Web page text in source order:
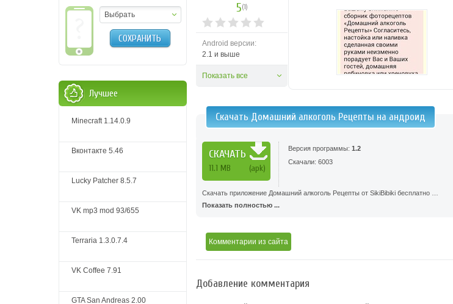
5(1)
Android версии:
2.1 и выше
Показать все
Скачать Домашний алкоголь Рецепты на андроид
СКАЧАТЬ
11.1 MB (apk)
Версия программы: 1.2
Скачали: 6003
Скачать приложение Домашний алкоголь Рецепты от SikiBibiki бесплатно …
Показать полностью ...
Комментарии из сайта
Добавление комментария
Выбрать
СОХРАНИТЬ
Лучшее
Minecraft 1.14.0.9
Вконтакте 5.46
Lucky Patcher 8.5.7
VK mp3 mod 93/655
Terraria 1.3.0.7.4
VK Coffee 7.91
GTA San Andreas 2.00